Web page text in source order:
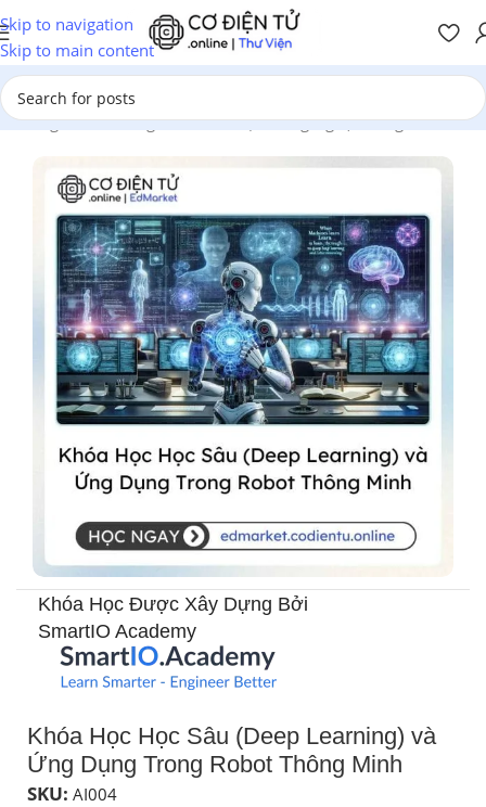
Skip to navigation
Skip to main content
Trang chủ/Chương Trình Đào Tạo/Công Nghệ Thông Tin
Khóa Học Được Xây Dựng Bởi
SmartIO Academy​
Khóa Học Học Sâu (Deep Learning) và
Ứng Dụng Trong Robot Thông Minh
SKU: AI004